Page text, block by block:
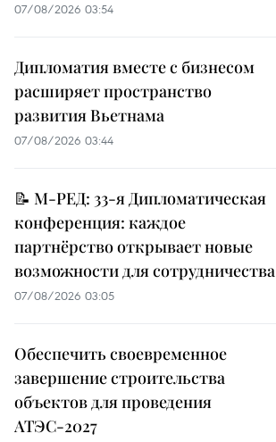
07/08/2026 03:54
Дипломатия вместе с бизнесом
расширяет пространство
развития Вьетнама
07/08/2026 03:44
📝 М-РЕД: 33-я Дипломатическая
конференция: каждое
партнёрство открывает новые
возможности для сотрудничества
07/08/2026 03:05
Обеспечить своевременное
завершение строительства
объектов для проведения
АТЭС-2027